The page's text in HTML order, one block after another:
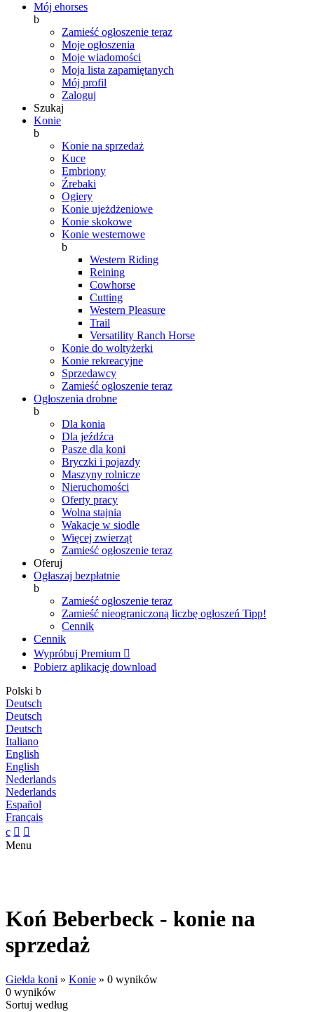
Mój ehorses
b
Zamieść ogłoszenie teraz
Moje ogłoszenia
Moje wiadomości
Moja lista zapamiętanych
Mój profil
Zaloguj
Szukaj
Konie
b
Konie na sprzedaż
Kuce
Embriony
Źrebaki
Ogiery
Konie ujeżdżeniowe
Konie skokowe
Konie westernowe
b
Western Riding
Reining
Cowhorse
Cutting
Western Pleasure
Trail
Versatility Ranch Horse
Konie do woltyżerki
Konie rekreacyjne
Sprzedawcy
Zamieść ogłoszenie teraz
Ogłoszenia drobne
b
Dla konia
Dla jeźdźca
Pasze dla koni
Bryczki i pojazdy
Maszyny rolnicze
Nieruchomości
Oferty pracy
Wolna stajnia
Wakacje w siodle
Więcej zwierząt
Zamieść ogłoszenie teraz
Oferuj
Ogłaszaj bezpłatnie
b
Zamieść ogłoszenie teraz
Zamieść nieograniczoną liczbę ogłoszeń Tipp!
Cennik
Cennik
Wypróbuj Premium 
Pobierz aplikację download
Polski b
Deutsch
Deutsch
Deutsch
Italiano
English
English
Nederlands
Nederlands
Español
Français
c  
Menu
Koń Beberbeck - konie na
sprzedaż
Giełda koni » Konie » 0 wyników
0 wyników
Sortuj według